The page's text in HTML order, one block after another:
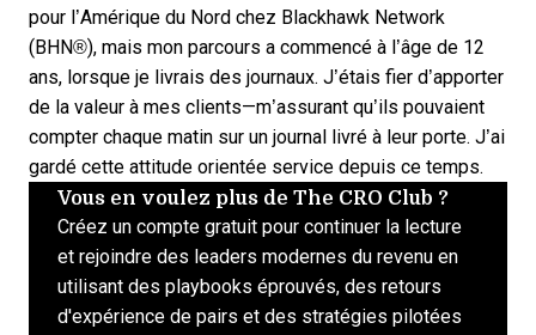
pour l’Amérique du Nord chez Blackhawk Network
(BHN®), mais mon parcours a commencé à l’âge de 12
ans, lorsque je livrais des journaux. J’étais fier d’apporter
de la valeur à mes clients—m’assurant qu’ils pouvaient
compter chaque matin sur un journal livré à leur porte. J’ai
gardé cette attitude orientée service depuis ce temps.
Vous en voulez plus de The CRO Club ?
Créez un compte gratuit pour continuer la lecture
et rejoindre des leaders modernes du revenu en
utilisant des playbooks éprouvés, des retours
d'expérience de pairs et des stratégies pilotées